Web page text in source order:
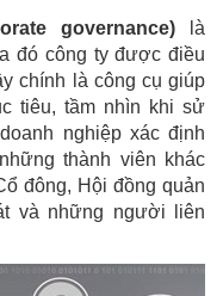
governance)
là
đó công ty được điều
chính là công cụ giúp
tiêu, tầm nhìn khi sử
nghiệp xác định
thành viên khác
đông, Hội đồng quản
và những người liên